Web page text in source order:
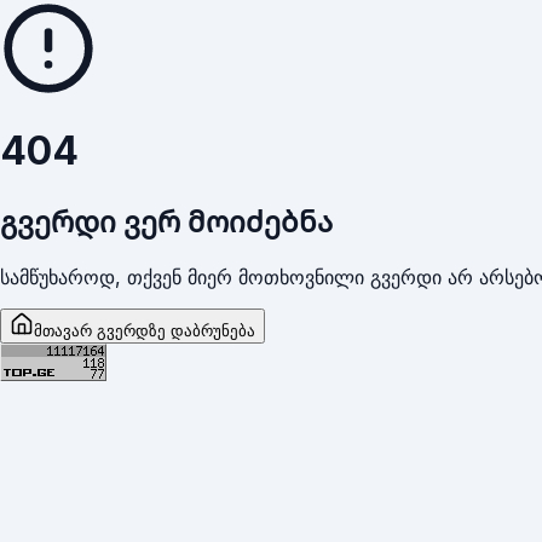
404
გვერდი ვერ მოიძებნა
სამწუხაროდ, თქვენ მიერ მოთხოვნილი გვერდი არ
მთავარ გვერდზე დაბრუნება